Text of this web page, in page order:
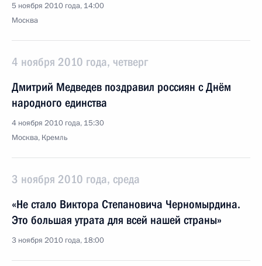
5 ноября 2010 года, 14:00
Москва
4 ноября 2010 года, четверг
Дмитрий Медведев поздравил россиян с Днём
народного единства
4 ноября 2010 года, 15:30
Москва, Кремль
3 ноября 2010 года, среда
«Не стало Виктора Степановича Черномырдина.
Это большая утрата для всей нашей страны»
3 ноября 2010 года, 18:00